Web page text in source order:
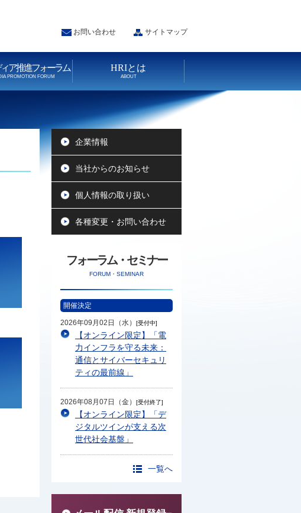
お問い合わせ サイトマップ
ア推進フォーラム
PROMOTION FORUM
HRIとは
ABOUT
企業情報
当社からのお知らせ
個人情報の取り扱い
各種変更・お問い合わせ
フォーラム・セミナー
FORUM・SEMINAR
開催決定
2026年09月02日（水） [受付中]
【オンライン限定】「電
力インフラを守る未来：
通信とサイバーセキュリ
ティの最前線」
2026年08月07日（金） [受付終了]
【オンライン限定】「デ
ジタルツインが支える次
世代社会基盤」
一覧へ